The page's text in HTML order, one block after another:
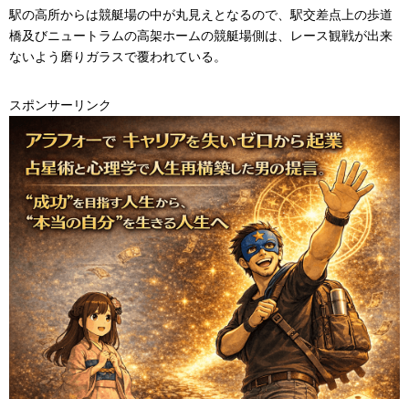
駅の高所からは競艇場の中が丸見えとなるので、駅交差点上の歩道
橋及びニュートラムの高架ホームの競艇場側は、レース観戦が出来
ないよう磨りガラスで覆われている。
スポンサーリンク